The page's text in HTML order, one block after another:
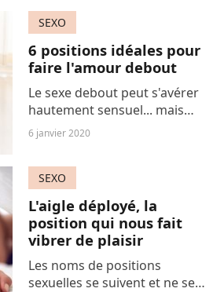
subtilité, l'écriture
impeccable de ses
personnages mais aussi les
scènes...
SEXO
6 positions idéales pour
faire l'amour debout
Le sexe debout peut s'avérer
hautement sensuel... mais
aussi éminemment casse-cou
si l'on ne s'y aventure pas
voici 6 à tester les yeux
fermés (ou presque).
6 janvier 2020
SEXO
L'aigle déployé, la
position qui nous fait
vibrer de plaisir
Les noms de positions
sexuelles se suivent et ne se